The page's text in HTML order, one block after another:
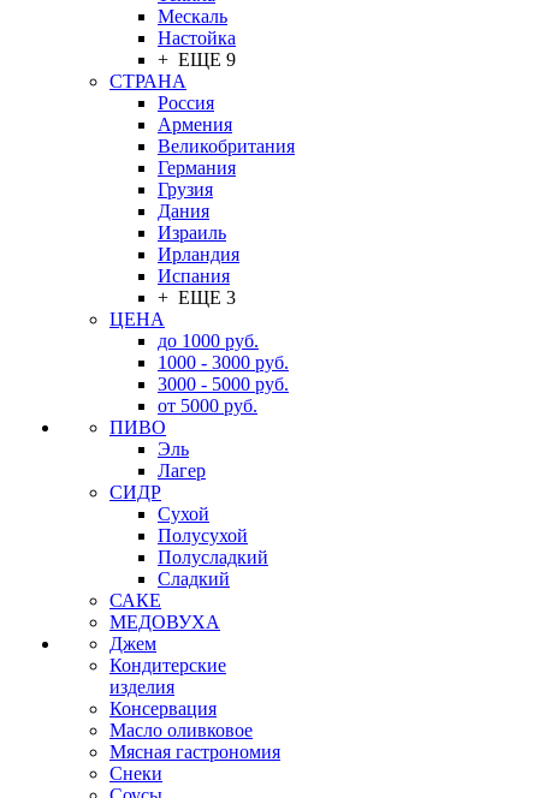
Мескаль
Настойка
+ ЕЩЕ 9
СТРАНА
Россия
Армения
Великобритания
Германия
Грузия
Дания
Израиль
Ирландия
Испания
+ ЕЩЕ 3
ЦЕНА
до 1000 руб.
1000 - 3000 руб.
3000 - 5000 руб.
от 5000 руб.
ПИВО
Эль
Лагер
СИДР
Сухой
Полусухой
Полусладкий
Сладкий
САКЕ
МЕДОВУХА
Джем
Кондитерские
изделия
Консервация
Масло оливковое
Мясная гастрономия
Снеки